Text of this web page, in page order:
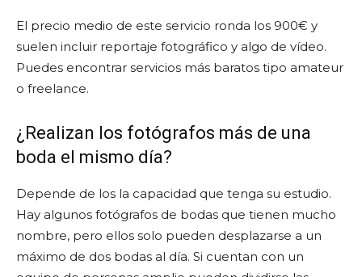
El precio medio de este servicio ronda los 900€ y
suelen incluir reportaje fotográfico y algo de vídeo.
Puedes encontrar servicios más baratos tipo amateur
o freelance.
¿Realizan los fotógrafos más de una
boda el mismo día?
Depende de los la capacidad que tenga su estudio.
Hay algunos fotógrafos de bodas que tienen mucho
nombre, pero ellos solo pueden desplazarse a un
máximo de dos bodas al día. Si cuentan con un